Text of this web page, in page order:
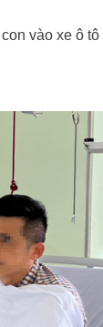
vào xe ô